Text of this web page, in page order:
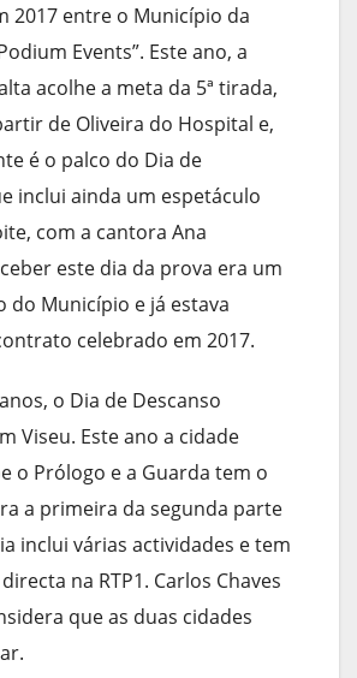
2017 entre o Município da
Events”. Este ano, a
acolhe a meta da 5ª tirada,
de Oliveira do Hospital e,
é o palco do Dia de
inclui ainda um espetáculo
com a cantora Ana
este dia da prova era um
do Município e já estava
celebrado em 2017.
o Dia de Descanso
Viseu. Este ano a cidade
o Prólogo e a Guarda tem o
a primeira da segunda parte
inclui várias actividades e tem
na RTP1. Carlos Chaves
que as duas cidades